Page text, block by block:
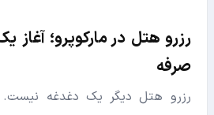
رزرو هتل در مارکوپرو؛
صرفه
رزرو هتل دیگر یک دغدغه نیست.